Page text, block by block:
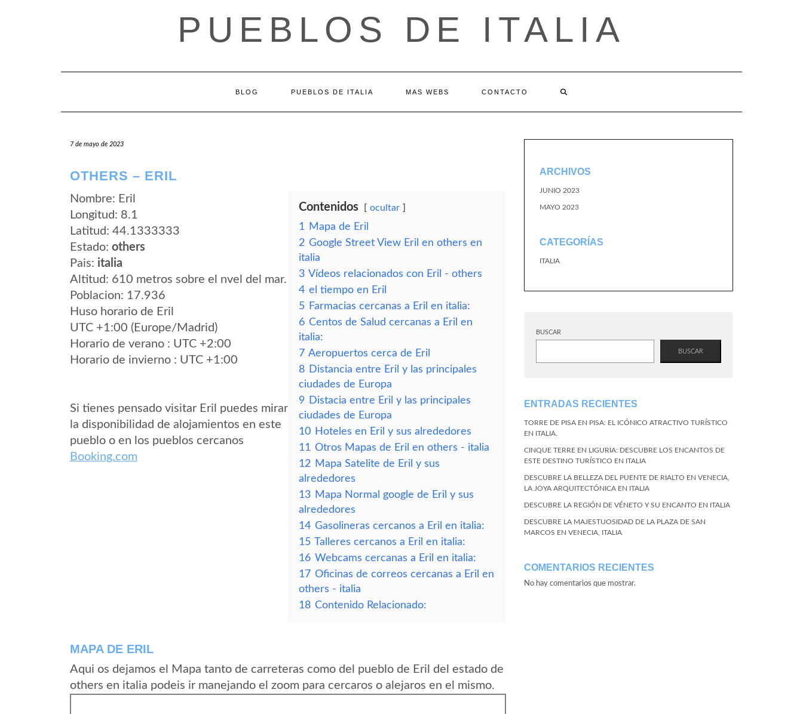
PUEBLOS DE ITALIA
BLOG PUEBLOS DE ITALIA MAS WEBS CONTACTO
7 de mayo de 2023
OTHERS – ERIL
Nombre: Eril
Longitud: 8.1
Latitud: 44.1333333
Estado: others
Pais: italia
Altitud: 610 metros sobre el nvel del mar.
Poblacion: 17.936
Huso horario de Eril
UTC +1:00 (Europe/Madrid)
Horario de verano : UTC +2:00
Horario de invierno : UTC +1:00
Si tienes pensado visitar Eril puedes mirar
la disponibilidad de alojamientos en este
pueblo o en los pueblos cercanos
Booking.com
Contenidos ocultar
1
Mapa de Eril
2 Google Street View Eril en others en
italia
3 Vídeos relacionados con Eril - others
4 el tiempo en Eril
5 Farmacias cercanas a Eril en italia:
6 Centos de Salud cercanas a Eril en
italia:
7 Aeropuertos cerca de Eril
8 Distancia entre Eril y las principales
ciudades de Europa
9 Distacia entre Eril y las principales
ciudades de Europa
10 Hoteles en Eril y sus alrededores
11 Otros Mapas de Eril en others - italia
12 Mapa Satelite de Eril y sus
alrededores
13 Mapa Normal google de Eril y sus
alrededores
14 Gasolineras cercanos a Eril en italia:
15 Talleres cercanos a Eril en italia:
16 Webcams cercanas a Eril en italia:
17 Oficinas de correos cercanas a Eril en
others - italia
18 Contenido Relacionado:
MAPA DE ERIL
Aqui os dejamos el Mapa tanto de carreteras como del pueblo de Eril del estado de
others en italia podeis ir manejando el zoom para cercaros o alejaros en el mismo.
ARCHIVOS
JUNIO 2023
MAYO 2023
CATEGORÍAS
ITALIA
BUSCAR
BUSCAR
ENTRADAS RECIENTES
TORRE DE PISA EN PISA: EL ICÓNICO ATRACTIVO TURÍSTICO
EN ITALIA.
CINQUE TERRE EN LIGURIA: DESCUBRE LOS ENCANTOS DE
ESTE DESTINO TURÍSTICO EN ITALIA
DESCUBRE LA BELLEZA DEL PUENTE DE RIALTO EN VENECIA,
LA JOYA ARQUITECTÓNICA EN ITALIA
DESCUBRE LA REGIÓN DE VÉNETO Y SU ENCANTO EN ITALIA
DESCUBRE LA MAJESTUOSIDAD DE LA PLAZA DE SAN
MARCOS EN VENECIA, ITALIA
COMENTARIOS RECIENTES
No hay comentarios que mostrar.